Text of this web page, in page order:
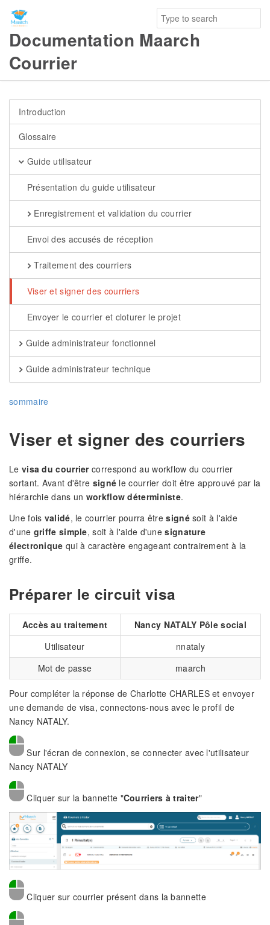
Documentation Maarch
Courrier
Introduction
Glossaire
Guide utilisateur
Présentation du guide utilisateur
Enregistrement et validation du courrier
Envoi des accusés de réception
Traitement des courriers
Viser et signer des courriers
Envoyer le courrier et cloturer le projet
Guide administrateur fonctionnel
Guide administrateur technique
sommaire
Viser et signer des courriers
Le visa du courriercorrespond au workflow du courrier
sortant. Avant d'être signé le courrier doit être approuvé par la
hiérarchie dans un workflow déterministe.
Une fois validé, le courrier pourra êtresignésoit à l'aide
d'une griffe simple, soit à l'aide d'unesignature
électronique qui à caractère engageant contrairement à la
griffe.
Préparer le circuit visa
Accès au traitement
Nancy NATALY Pôle social
Utilisateur
nnataly
Mot de passe
maarch
Pour compléter la réponse de Charlotte CHARLES et envoyer
une demande de visa, connectons-nous avec le profil de
Nancy NATALY.
Sur l'écran de connexion, se connecter avec l'utilisateur
Nancy NATALY
Cliquer sur la bannette "Courriers à traiter"
Cliquer sur courrier présent dans la bannette